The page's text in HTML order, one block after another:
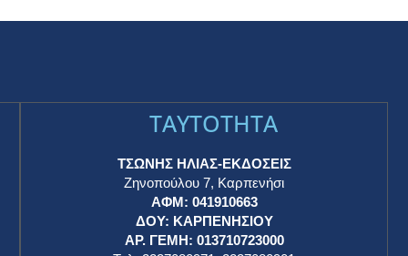
TAYTOTHTA
ΤΣΩΝΗΣ ΗΛΙΑΣ-ΕΚΔΟΣΕΙΣ
Ζηνοπούλου 7, Καρπενήσι
ΑΦΜ: 041910663
ΔΟΥ: ΚΑΡΠΕΝΗΣΙΟΥ
ΑΡ. ΓΕΜΗ: 013710723000